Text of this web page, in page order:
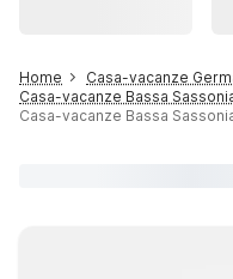
Home
Casa-vacanze
Casa-vacanze Bassa
Casa-vacanze Bassa